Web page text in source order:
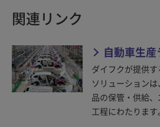
関連リンク
自動車生
ダイフクが提供
ソリューション
品の保管・供給
工程にわたります。